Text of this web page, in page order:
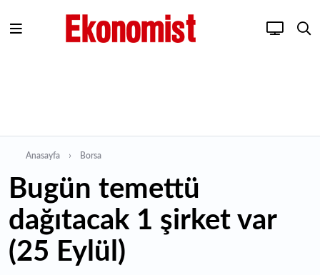
Anasayfa Borsa
Bugün temettü
dağıtacak 1 şirket var
(25 Eylül)